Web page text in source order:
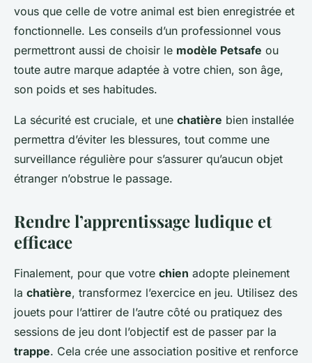
vous que celle de votre animal est bien enregistrée et
fonctionnelle. Les conseils d’un professionnel vous
permettront aussi de choisir le modèle Petsafe ou
toute autre marque adaptée à votre chien, son âge,
son poids et ses habitudes.
La sécurité est cruciale, et une chatière bien installée
permettra d’éviter les blessures, tout comme une
surveillance régulière pour s’assurer qu’aucun objet
étranger n’obstrue le passage.
Rendre l’apprentissage ludique et
efficace
Finalement, pour que votre chien adopte pleinement
la chatière, transformez l’exercice en jeu. Utilisez des
jouets pour l’attirer de l’autre côté ou pratiquez des
sessions de jeu dont l’objectif est de passer par la
trappe. Cela crée une association positive et renforce